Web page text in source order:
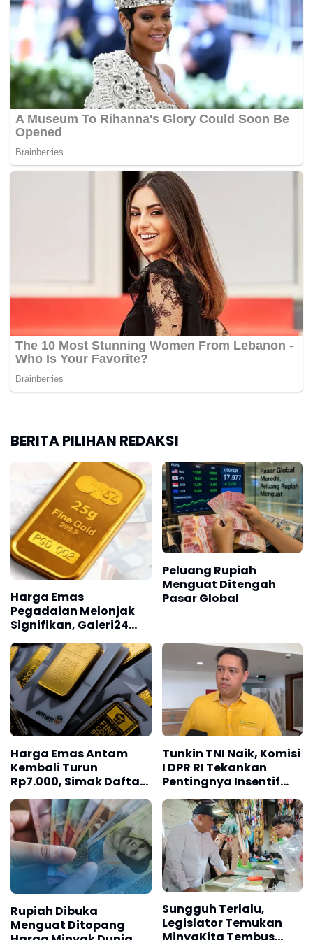
BERITA PILIHAN REDAKSI
Harga Emas
Pegadaian Melonjak
Signifikan, Galeri24
dan UBS Lanjutkan
Tren Positif
Peluang Rupiah
Menguat Ditengah
Pasar Global
Harga Emas Antam
Kembali Turun
Rp7.000, Simak Daftar
Terbarunya
Tunkin TNI Naik, Komisi
I DPR RI Tekankan
Pentingnya Insentif
Bagi Kesejahteraan
Prajurit
Rupiah Dibuka
Menguat Ditopang
Sungguh Terlalu,
Legislator Temukan